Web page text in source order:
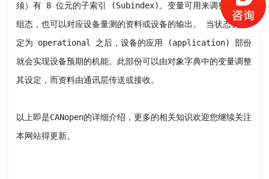
须）有 8 位元的子索引 (Subindex)。变量可用来调整设备的
组态，也可以对应设备量测的资料或设备的输出。 当状态机设
定为 operational 之后，设备的应用 (application) 部份
就会实现设备预期的机能。此部份可以由对象字典中的变量调整
其设定，而资料由通讯层传送或接收。
以上即是CANopen的详细介绍，更多的相关知识欢迎您继续关注
本网站得更新。